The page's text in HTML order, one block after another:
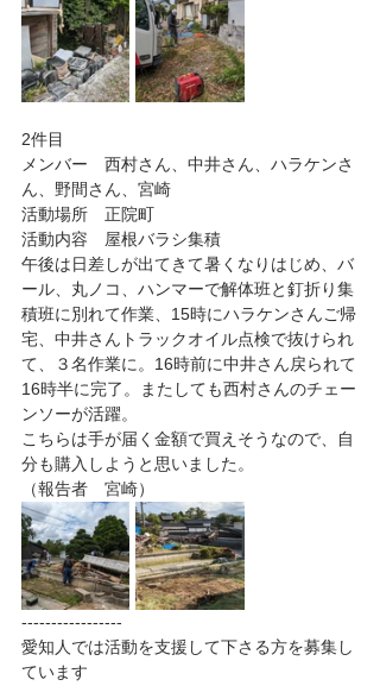
2件目
メンバー　西村さん、中井さん、ハラケンさ
ん、野間さん、宮崎
活動場所　正院町
活動内容　屋根バラシ集積
午後は日差しが出てきて暑くなりはじめ、バ
ール、丸ノコ、ハンマーで解体班と釘折り集
積班に別れて作業、15時にハラケンさんご帰
宅、中井さんトラックオイル点検で抜けられ
て、３名作業に。16時前に中井さん戻られて
16時半に完了。またしても西村さんのチェー
ンソーが活躍。
こちらは手が届く金額で買えそうなので、自
分も購入しようと思いました。
（報告者　宮崎）
-----------------
愛知人では活動を支援して下さる方を募集し
ています